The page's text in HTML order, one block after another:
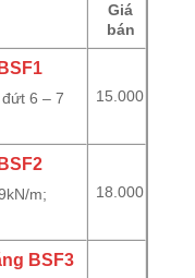
Giá
bán
6 – 7
15.000
m;
18.000
BSF3